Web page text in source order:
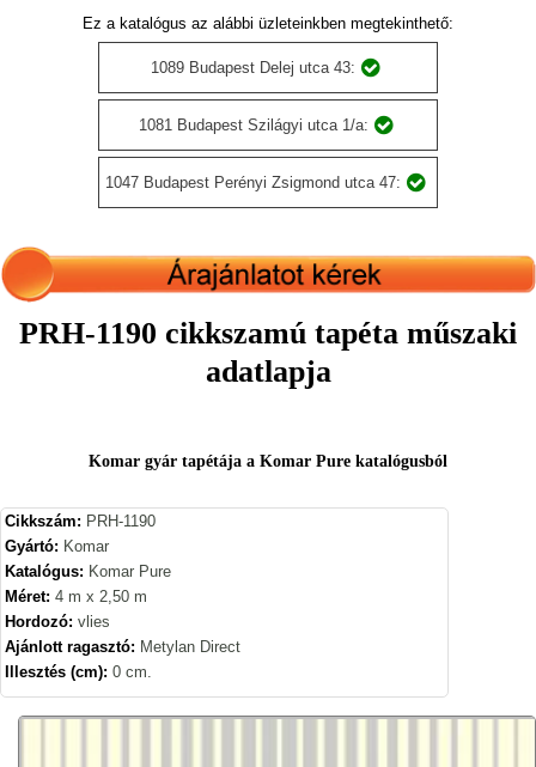
Ez a katalógus az alábbi üzleteinkben megtekinthető:
1089 Budapest Delej utca 43:
1081 Budapest Szilágyi utca 1/a:
1047 Budapest Perényi Zsigmond utca 47:
PRH-1190 cikkszamú tapéta műszaki
adatlapja
Komar gyár tapétája a Komar Pure katalógusból
Cikkszám: PRH-1190
Gyártó: Komar
Katalógus: Komar Pure
Méret: 4 m x 2,50 m
Hordozó: vlies
Ajánlott ragasztó: Metylan Direct
Illesztés (cm): 0 cm.